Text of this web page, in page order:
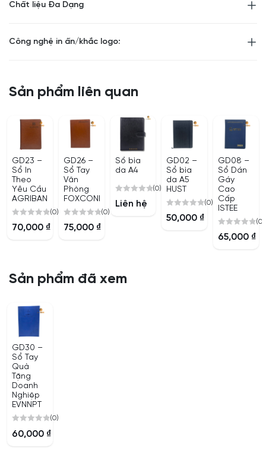
Chất liệu Đa Dạng
Công nghệ in ấn/khắc logo:
Sản phẩm liên quan
GD23 –
Sổ In
Theo
Yêu Cầu
AGRIBANK
0
(0)
70,000 ₫
GD26 –
Sổ Tay
Văn
Phòng
FOXCONN
0
(0)
75,000 ₫
Sổ bìa
da A4
0
(0)
Liên hệ
GD02 –
Sổ bìa
da A5
HUST
0
(0)
50,000 ₫
GD08 –
Sổ Dán
Gáy
Cao
Cấp
ISTEE
0
(0)
65,000 ₫
Sản phẩm đã xem
GD30 –
Sổ Tay
Quà
Tặng
Doanh
Nghiệp
EVNNPT
(0)
60,000 ₫